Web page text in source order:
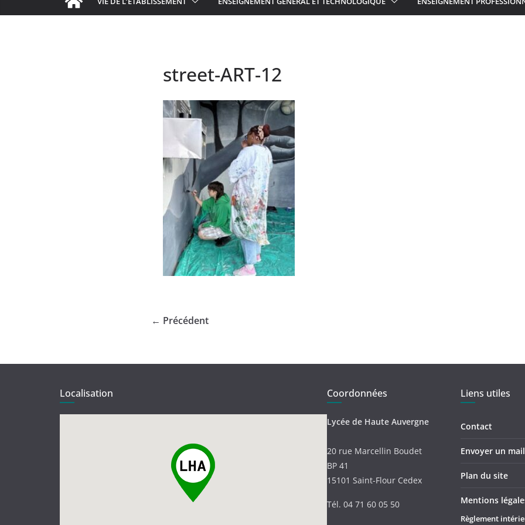
street-ART-12
← Précédent
Localisation Coordonnées
Lycée de Haute Auvergne
20 rue Marcellin Boudet
BP 41
15101 Saint-Flour Cedex
Tél. 04 71 60 05 50
Liens utiles
Contact
Envoyer un
Plan du site
Mentions
Règlement